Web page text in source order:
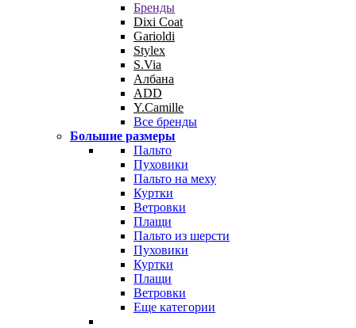
Бренды
Dixi Coat
Garioldi
Stylex
S.Via
Албана
ADD
Y.Camille
Все бренды
Большие размеры
Пальто
Пуховики
Пальто на меху
Куртки
Ветровки
Плащи
Пальто из шерсти
Пуховики
Куртки
Плащи
Ветровки
Еще категории